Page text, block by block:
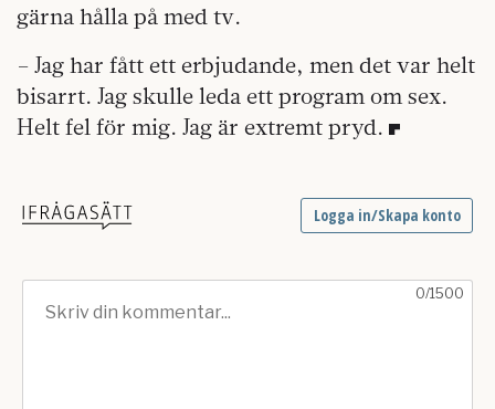
gärna hålla på med tv.
– Jag har fått ett erbjudande, men det var helt
bisarrt. Jag skulle leda ett program om sex.
Helt fel för mig. Jag är extremt pryd.